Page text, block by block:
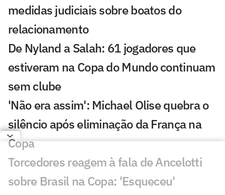
medidas judiciais sobre boatos do
relacionamento
De Nyland a Salah: 61 jogadores que
estiveram na Copa do Mundo continuam
sem clube
'Não era assim': Michael Olise quebra o
silêncio após eliminação da França na
Copa
Torcedores reagem à fala de Ancelotti
sobre Brasil na Copa: 'Esqueceu'